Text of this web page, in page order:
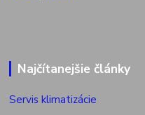
Najčítanejšie články
Servis klimatizácie